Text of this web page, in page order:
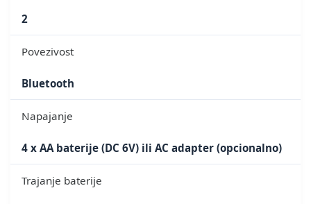
2
Povezivost
Bluetooth
Napajanje
4 x AA baterije (DC 6V) ili AC adapter (opcionalno)
Trajanje baterije